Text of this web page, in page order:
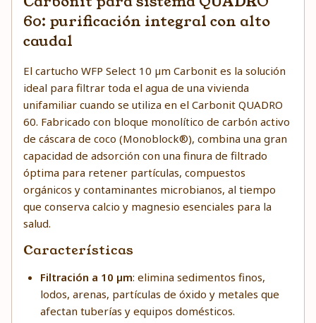
60: purificación integral con alto
caudal
El cartucho WFP Select 10 µm Carbonit es la solución
ideal para filtrar toda el agua de una vivienda
unifamiliar cuando se utiliza en el Carbonit QUADRO
60. Fabricado con bloque monolítico de carbón activo
de cáscara de coco (Monoblock®), combina una gran
capacidad de adsorción con una finura de filtrado
óptima para retener partículas, compuestos
orgánicos y contaminantes microbianos, al tiempo
que conserva calcio y magnesio esenciales para la
salud.
Características
Filtración a 10 µm: elimina sedimentos finos,
lodos, arenas, partículas de óxido y metales que
afectan tuberías y equipos domésticos.